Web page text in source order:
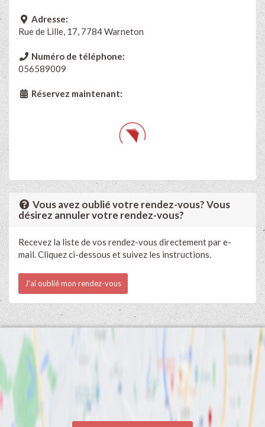
Adresse:
Rue de Lille, 17, 7784 Warneton
Numéro de téléphone:
056589009
Réservez maintenant:
Vous avez oublié votre rendez-vous? Vous
désirez annuler votre rendez-vous?
Recevez la liste de vos rendez-vous directement par e-
mail. Cliquez ci-dessous et suivez les instructions.
J'ai oublié mon rendez-vous